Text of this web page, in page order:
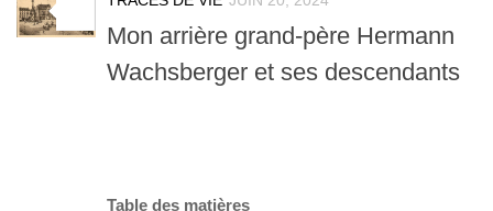
Mon arrière grand-père Hermann
Wachsberger et ses descendants
Table des matières